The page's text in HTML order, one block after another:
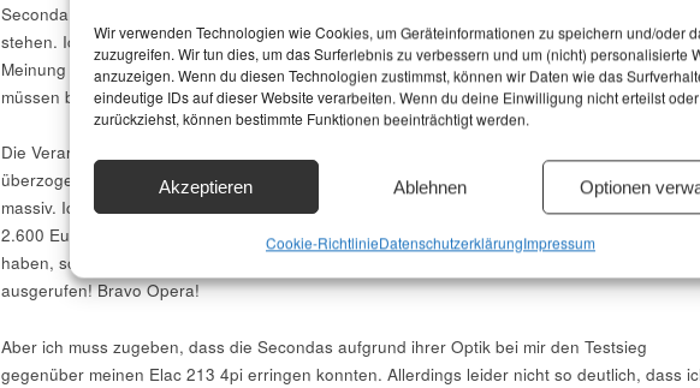
Wir verwenden Technologien wie Cookies, um Geräteinformationen zu speichern und/oder
zuzugreifen. Wir tun dies, um das Surferlebnis zu verbessern und um (nicht) personalisierte
anzuzeigen. Wenn du diesen Technologien zustimmst, können wir Daten wie das
eindeutige IDs auf dieser Website verarbeiten. Wenn du deine Einwilligung nicht erteilst oder
zurückziehst, können bestimmte Funktionen beeinträchtigt werden.
Akzeptieren Ablehnen Optionen
Cookie-RichtlinieDatenschutzerklärungImpressum
Seconda nicht wirklich. Da es eine geschlossene Box ist, könnte sie auch direkt zur Wand
stehen. Ich habe mich für einen Abstand zur Rückwand von 40 cm festgelegt, da ich der
Meinung bin, dass solche wunderschönen Lautsprecher nicht direkt an der Wand kleben
müssen bzw. sollten.
Die Verarbeitung ist einfach nur göttlich. Die Front und der „Deckel“ wurden mit Echtleder
überzogen. Das Furnier ist einwandfrei verarbeitet und die Lautsprecherklemmen sind super
massiv. Ich frage mich, wie es Opera geschafft hat, diese Traumlautsprecher für super
2.600 Euro (NP) an den Mann zu bringen? Bei anderen Herstellern, die halb so viel zu bieten
haben, sowohl klanglich als auch qualitativ, werden Preise jenseits der 5.000-Euro-Marke
ausgerufen! Bravo Opera!
Aber ich muss zugeben, dass die Secondas aufgrund ihrer Optik bei mir den Testsieg
gegenüber meinen Elac 213 4pi erringen konnten. Allerdings leider nicht so deutlich, dass